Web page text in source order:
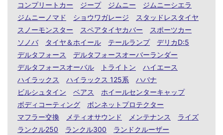
コンプリートカー
ジープ ジムニー
ジムニーシエラ
ジムニーノマド
ショウワガレージ
スタッドレスタイヤ
スノーモンスター
スペアタイヤカバー
スポーツカー
ソノバ
タイヤ＆ホイール テールランプ
デリカD:5
デルタフォース
デルタフォースオーバーランダー
デルタフォースオーバル
トライトン
ハイエース
ハイラックス
ハイラックス 125系
ハバナ
ビルシュタイン
ベアス
ホイールセンターキャップ
ボディコーティング
ボンネットプロテクター
マフラー交換
メティオサウンド メンテナンス
ライズ
ランクル250
ランクル300
ランドクルーザー